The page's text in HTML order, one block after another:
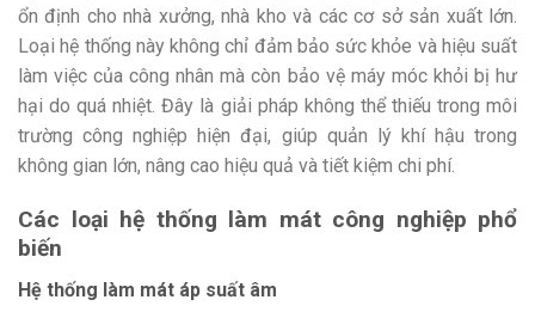
ổn định cho nhà xưởng, nhà kho và các cơ sở sản xuất lớn.
Loại hệ thống này không chỉ đảm bảo sức khỏe và hiệu suất
làm việc của công nhân mà còn bảo vệ máy móc khỏi bị hư
hại do quá nhiệt. Đây là giải pháp không thể thiếu trong môi
trường công nghiệp hiện đại, giúp quản lý khí hậu trong
không gian lớn, nâng cao hiệu quả và tiết kiệm chi phí.
Các loại hệ thống làm mát công nghiệp phổ
biến
Hệ thống làm mát áp suất âm